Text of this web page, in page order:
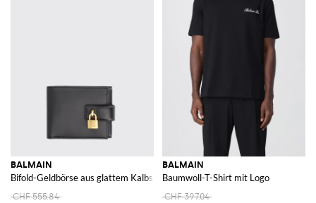
BALMAIN
Bifold-Geldbörse aus glattem Kalbsleder mit Vorhängeschloss
CHF 555.84
BALMAIN
Baumwoll-T-Shirt mit Logo
CHF 397.04